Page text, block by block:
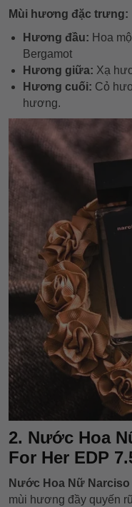
Mùi hương đặc trưng:
Hương đầu: Hoa
Bergamot
Hương giữa: Xạ
Hương cuối: Cỏ
hương.
2. Nước Hoa
For Her EDP
Nước Hoa Nữ Narciso
mùi hương đầy quyến